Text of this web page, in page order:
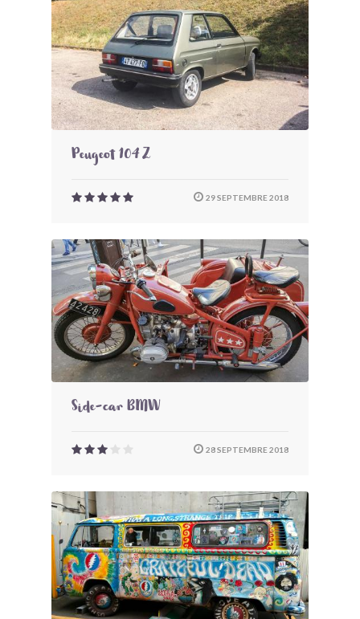
Peugeot 104 Z
29 SEPTEMBRE 2018
Side-car BMW
28 SEPTEMBRE 2018